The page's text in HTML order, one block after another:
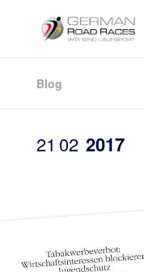
Blog
21 02 2017